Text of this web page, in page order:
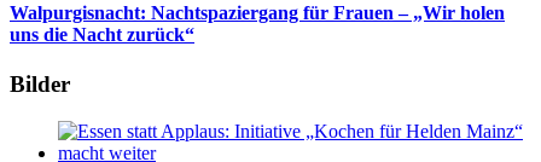
Walpurgisnacht: Nachtspaziergang für Frauen – „Wir holen
uns die Nacht zurück“
Bilder